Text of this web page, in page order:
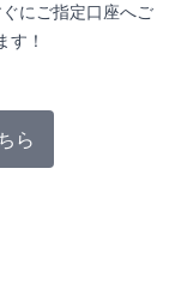
にご指定口座へご
す！
ら